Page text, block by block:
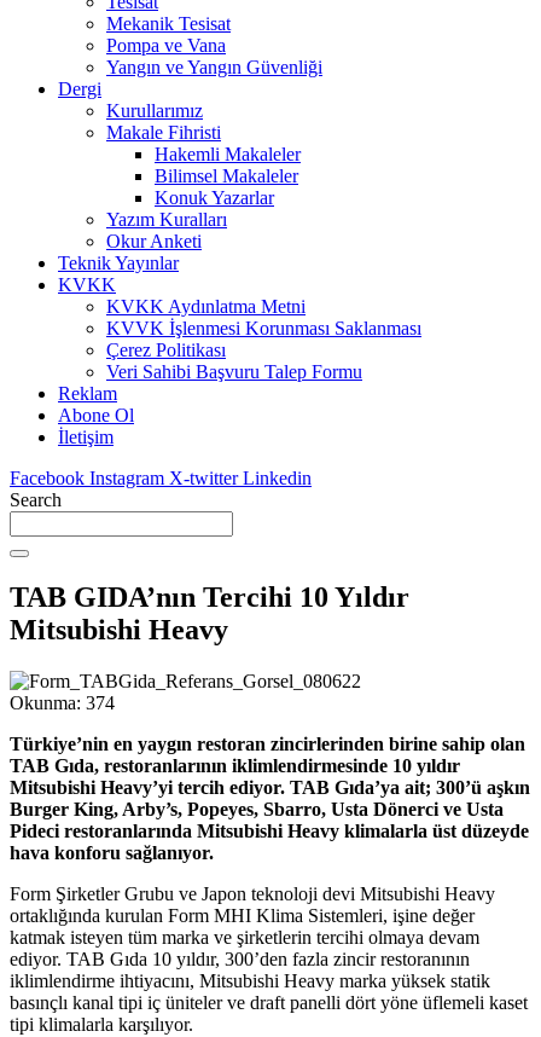
Mekanik Tesisat
Pompa ve Vana
Yangın ve Yangın Güvenliği
Dergi
Kurullarımız
Makale Fihristi
Hakemli Makaleler
Bilimsel Makaleler
Konuk Yazarlar
Yazım Kuralları
Okur Anketi
Teknik Yayınlar
KVKK
KVKK Aydınlatma Metni
KVVK İşlenmesi Korunması Saklanması
Çerez Politikası
Veri Sahibi Başvuru Talep Formu
Reklam
Abone Ol
İletişim
Facebook Instagram X-twitter Linkedin
Search
TAB GIDA’nın Tercihi 10 Yıldır
Mitsubishi Heavy
Okunma: 374
Türkiye’nin en yaygın restoran zincirlerinden birine sahip olan
TAB Gıda, restoranlarının iklimlendirmesinde 10 yıldır
Mitsubishi Heavy’yi tercih ediyor. TAB Gıda’ya ait; 300’ü aşkın
Burger King, Arby’s, Popeyes, Sbarro, Usta Dönerci ve Usta
Pideci restoranlarında Mitsubishi Heavy klimalarla üst düzeyde
hava konforu sağlanıyor.
Form Şirketler Grubu ve Japon teknoloji devi Mitsubishi Heavy
ortaklığında kurulan Form MHI Klima Sistemleri, işine değer
katmak isteyen tüm marka ve şirketlerin tercihi olmaya devam
ediyor. TAB Gıda 10 yıldır, 300’den fazla zincir restoranının
iklimlendirme ihtiyacını, Mitsubishi Heavy marka yüksek statik
basınçlı kanal tipi iç üniteler ve draft panelli dört yöne üflemeli kaset
tipi klimalarla karşılıyor.